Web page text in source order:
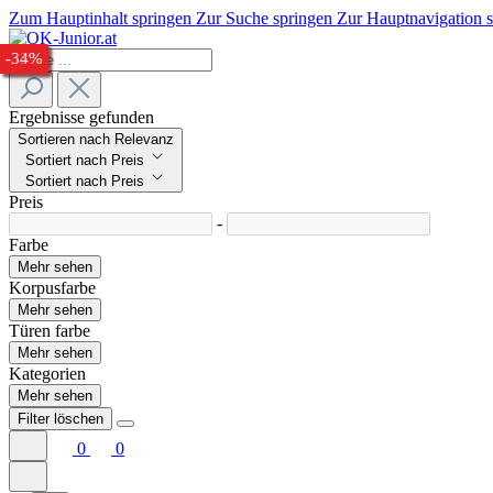
Zum Hauptinhalt springen Zur Suche springen Zur Hauptnavigation
Ergebnisse gefunden
Sortieren nach Relevanz
Sortiert nach Preis
Sortiert nach Preis
Preis
-
Farbe
Mehr sehen
Korpusfarbe
Mehr sehen
Türen farbe
Mehr sehen
Kategorien
Mehr sehen
Filter löschen
0 0
-28%
-24%
-28%
-30%
-28%
-27%
-33%
-34%